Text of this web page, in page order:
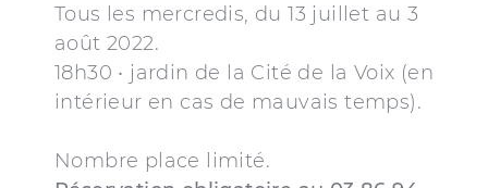
Tous les mercredis, du 13 juillet au 3
août 2022.
18h30 • jardin de la Cité de la Voix (en
intérieur en cas de mauvais temps).
Nombre place limité.